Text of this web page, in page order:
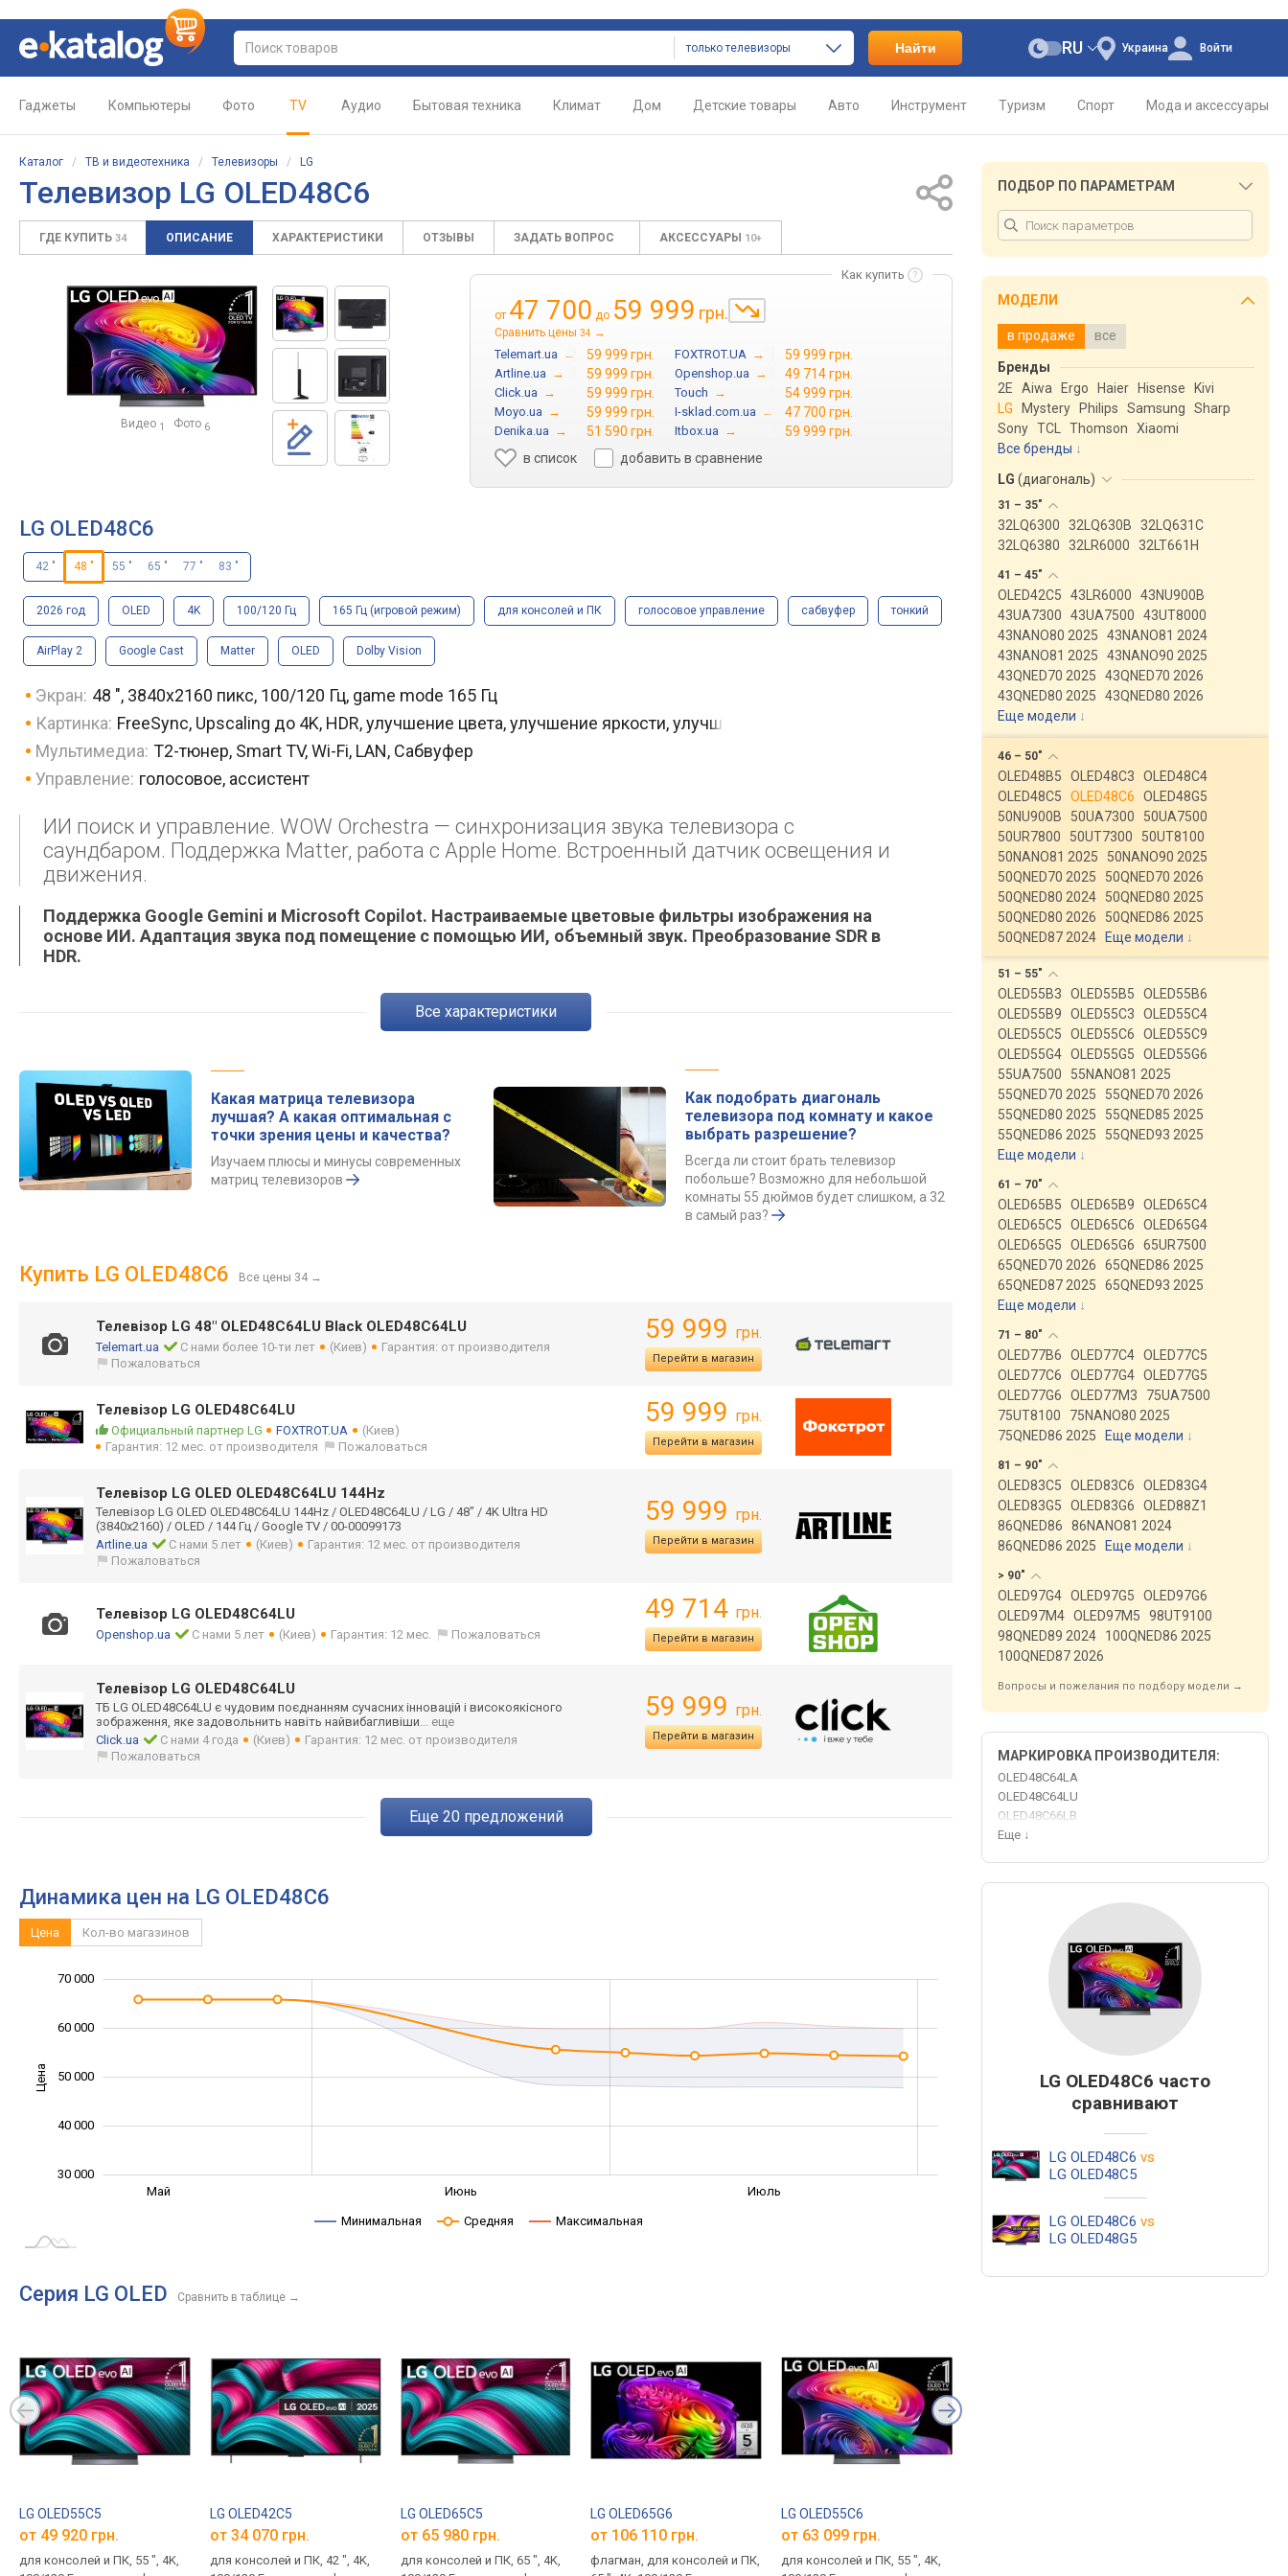
только телевизоры Найти Украина
RU Войти
Гаджеты Компьютеры Фото TV Аудио Бытовая техника Климат Дом Детские товары Авто Инструмент Туризм Спорт Мода и аксессуары
Каталог / ТВ и видеотехника / Телевизоры / LG
Телевизор LG OLED48C6
ГДЕ КУПИТЬ 34 ОПИСАНИЕ ХАРАКТЕРИСТИКИ ОТЗЫВЫ ЗАДАТЬ ВОПРОС АКСЕССУАРЫ 10+
Видео 1 Фото 6
Как купить
от 47 700 до 59 999 грн.
Сравнить цены 34 →
Telemart.ua → 59 999 грн. FOXTROT.UA → 59 999 грн.
Artline.ua → 59 999 грн. Openshop.ua → 49 714 грн.
Click.ua → 59 999 грн. Touch → 54 999 грн.
Moyo.ua → 59 999 грн. I-sklad.com.ua → 47 700 грн.
Denika.ua → 51 590 грн. Itbox.ua →
59 999 грн.
в список
добавить в сравнение
LG OLED48C6
42 " 48 " 55 " 65 " 77 " 83 "
2026 год OLED 4K 100/120 Гц 165 Гц (игровой режим) для консолей и ПК голосовое управление сабвуфер тонкий
AirPlay 2 Google Cast Matter OLED Dolby Vision
Экран: 48 ", 3840x2160 пикс, 100/120 Гц, game mode 165 Гц
Картинка: FreeSync, Upscaling до 4K, HDR, улучшение цвета, улучшение яркости, улучшение черного
Мультимедиа: T2-тюнер, Smart TV, Wi-Fi, LAN, Сабвуфер
Управление: голосовое, ассистент
ИИ поиск и управление. WOW Orchestra — синхронизация звука телевизора с
саундбаром. Поддержка Matter, работа с Apple Home. Встроенный датчик освещения и
движения.
Поддержка Google Gemini и Microsoft Copilot. Настраиваемые цветовые фильтры изображения на
основе ИИ. Адаптация звука под помещение с помощью ИИ, объемный звук. Преобразование SDR в
HDR.
Все характеристики
Какая матрица телевизора
лучшая? А какая оптимальная с
точки зрения цены и качества?
Изучаем плюсы и минусы современных
матриц телевизоров
Как подобрать диагональ
телевизора под комнату и какое
выбрать разрешение?
Всегда ли стоит брать телевизор
побольше? Возможно для небольшой
комнаты 55 дюймов будет слишком, а 32
в самый раз?
Купить LG OLED48C6 Все цены 34 →
Телевізор LG 48" OLED48C64LU Black OLED48C64LU
Telemart.ua С нами более 10-ти лет (Киев)
Гарантия: от производителя
Пожаловаться
59 999 грн.
Перейти в магазин
Телевізор LG OLED48C64LU
Официальный партнер LG FOXTROT.UA
(Киев)
Гарантия: 12 мес. от производителя
Пожаловаться
59 999 грн.
Перейти в магазин
Телевізор LG OLED OLED48C64LU 144Hz
Телевізор LG OLED OLED48C64LU 144Hz / OLED48C64LU / LG / 48" / 4K Ultra HD
(3840x2160) / OLED / 144 Гц / Google TV / 00-00099173
Artline.ua
С нами 5 лет (Киев)
Гарантия: 12 мес. от производителя
Пожаловаться
59 999 грн.
Перейти в магазин
Телевізор LG OLED48C64LU
Openshop.ua С нами 5 лет (Киев) Гарантия: 12 мес. Пожаловаться
49 714 грн.
Перейти в магазин
Телевізор LG OLED48C64LU
ТБ LG OLED48C64LU є чудовим поєднанням сучасних інновацій і високоякісного
зображення, яке задовольнить навіть найвибагливіши... еще
Click.ua
С нами 4 года (Киев)
Гарантия: 12 мес. от производителя
Пожаловаться
59 999 грн.
Перейти в магазин
eще 20предложений
Динамика цен на LG OLED48C6
Цена Кол-во магазинов
Цена 35 000
30 000
40 000
50 000
60 000
70 000
Май Июнь Июль
Минимальная Средняя Максимальная
Серия LG OLED Сравнить в таблице →
LG OLED55C5
от 49 920 грн.
для консолей и ПК, 55 ", 4K,
LG OLED42C5
от 34 070 грн.
для консолей и ПК, 42 ", 4K,
LG OLED65C5
от 65 980 грн.
для консолей и ПК, 65 ", 4K,
LG OLED65G6
от 106 110 грн.
флагман, для консолей и ПК,
LG OLED55C6
от 63 099 грн.
для консолей и ПК, 55 ", 4K,
ПОДБОР ПО ПАРАМЕТРАМ
МОДЕЛИ
в продаже все
Бренды
2E
Aiwa Ergo Haier Hisense
Kivi
LG
Mystery Philips Samsung
Sharp
Sony TCL Thomson
Xiaomi
Все бренды
LG (диагональ)
31 – 35"
32LQ6300 32LQ630B
32LQ631C
32LQ6380
32LR6000 32LT661H
41 – 45"
OLED42C5 43LR6000
43NU900B
43UA7300
43UA7500
43UT8000
43NANO80 2025
43NANO81 2024
43NANO81 2025
43NANO90 2025
43QNED70 2025
43QNED70 2026
43QNED80 2025
43QNED80 2026
Еще модели ↓
46 – 50"
OLED48B5 OLED48C3
OLED48C4
OLED48C5
OLED48C6
OLED48G5
50NU900B
50UA7300
50UA7500
50UR7800
50UT7300
50UT8100
50NANO81 2025
50NANO90 2025
50QNED70 2025
50QNED70 2026
50QNED80 2024
50QNED80 2025
50QNED80 2026
50QNED86 2025
50QNED87 2024
Еще модели ↓
51 – 55"
OLED55B3 OLED55B5
OLED55B6
OLED55B9
OLED55C3
OLED55C4
OLED55C5
OLED55C6
OLED55C9
OLED55G4 OLED55G5
OLED55G6
55UA7500
55NANO81 2025
55QNED70 2025
55QNED70 2026
55QNED80 2025
55QNED85 2025
55QNED86 2025
55QNED93 2025
Еще модели ↓
61 – 70"
OLED65B5 OLED65B9
OLED65C4
OLED65C5
OLED65C6
OLED65G4
OLED65G5
OLED65G6
65UR7500
65QNED70 2026
65QNED86 2025
65QNED87 2025
65QNED93 2025
Еще модели ↓
71 – 80"
OLED77B6 OLED77C4 OLED77C5
OLED77C6
OLED77G4 OLED77G5
OLED77G6
OLED77M3
75UA7500
75UT8100
75NANO80 2025
75QNED86 2025
Еще модели ↓
81 – 90"
OLED83C5 OLED83C6
OLED83G4
OLED83G5
OLED83G6
OLED88Z1
86QNED86
86NANO81 2024
86QNED86 2025
Еще модели ↓
> 90"
OLED97G4 OLED97G5
OLED97G6
OLED97M4 OLED97M5
98UT9100
98QNED89 2024
100QNED86 2025
100QNED87 2026
Вопросы и пожелания по подбору модели →
МАРКИРОВКА ПРОИЗВОДИТЕЛЯ:
OLED48C64LA
OLED48C64LU
OLED48C66LB
Еще ↓
LG OLED48C6 часто
сравнивают
LG OLED48C6 vs
LG OLED48C5
LG OLED48C6 vs
LG OLED48G5